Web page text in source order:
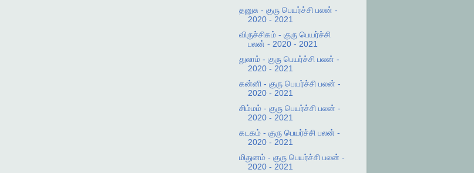
தனுசு - குரு பெயர்ச்சி பலன் -
2020 - 2021
விருச்சிகம் - குரு பெயர்ச்சி
பலன் - 2020 - 2021
துலாம் - குரு பெயர்ச்சி பலன் -
2020 - 2021
கன்னி - குரு பெயர்ச்சி பலன் -
2020 - 2021
சிம்மம் - குரு பெயர்ச்சி பலன் -
2020 - 2021
கடகம் - குரு பெயர்ச்சி பலன் -
2020 - 2021
மிதுனம் - குரு பெயர்ச்சி பலன் -
2020 - 2021